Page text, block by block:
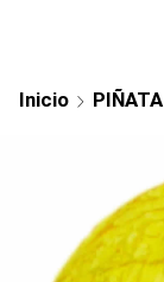
Inicio PIÑATA